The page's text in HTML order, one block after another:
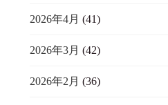
2026年4月 (41)
2026年3月 (42)
2026年2月 (36)